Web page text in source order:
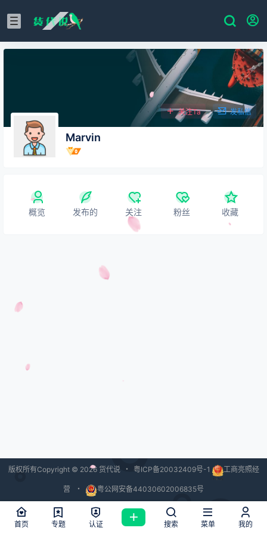
Marvin
关注Ta 发私信
概览 发布的 关注 粉丝 收藏
版权所有Copyright © 2026货代说 ・ 粤ICP备20032409号-1 工商亮照经
营 ・
粤公网安备44030602006835号
查询 40 次，耗时 2.2982 秒
首页
专题 认证 搜索 菜单 我的